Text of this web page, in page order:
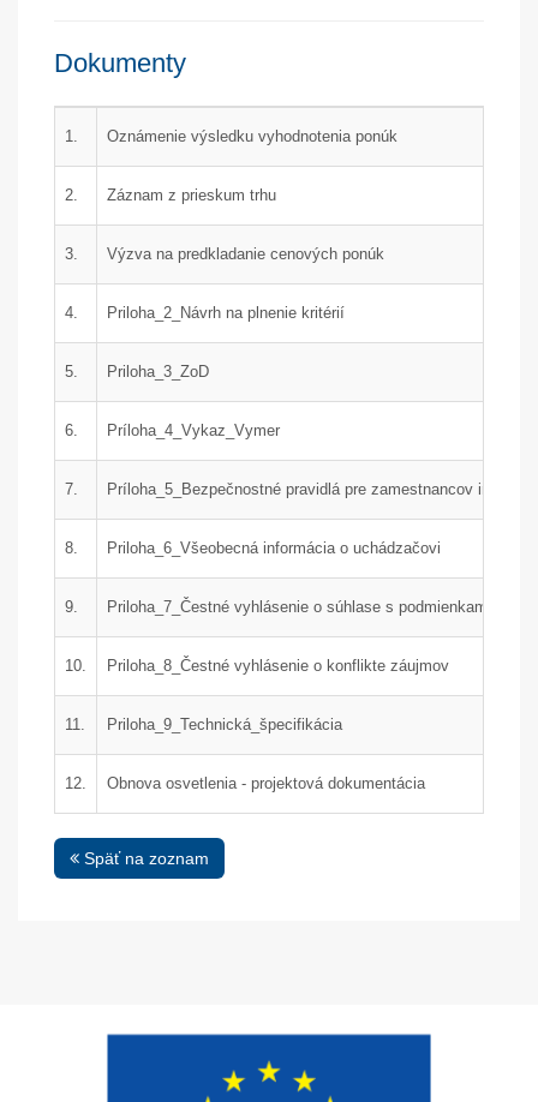
Dokumenty
1. Oznámenie výsledku vyhodnotenia ponúk
2. Záznam z prieskum trhu
3. Výzva na predkladanie cenových ponúk
4. Priloha_2_Návrh na plnenie kritérií
5. Priloha_3_ZoD
6. Príloha_4_Vykaz_Vymer
7. Príloha_5_Bezpečnostné pravidlá pre zamestnancov iných
8. Priloha_6_Všeobecná informácia o uchádzačovi
9. Priloha_7_Čestné vyhlásenie o súhlase s podmienkami
10. Priloha_8_Čestné vyhlásenie o konflikte záujmov
11. Priloha_9_Technická_špecifikácia
12. Obnova osvetlenia - projektová dokumentácia
Späť na zoznam